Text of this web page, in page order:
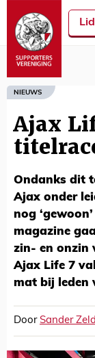
NIEUWS
Ajax
Ondanks dit
Ajax onder
nog
magazine
zin- en onzin
Ajax Life 7
mat bij leden
Door Sander